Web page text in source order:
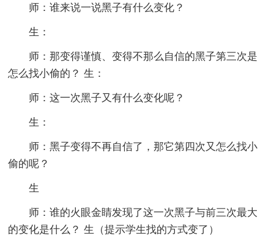
师：谁来说一说黑子有什么变化？
生：
师：那变得谨慎、变得不那么自信的黑子第三次是
怎么找小偷的？ 生：
师：这一次黑子又有什么变化呢？
生：
师：黑子变得不再自信了，那它第四次又怎么找小
偷的呢？
生
师：谁的火眼金睛发现了这一次黑子与前三次最大
的变化是什么？ 生（提示学生找的方式变了）